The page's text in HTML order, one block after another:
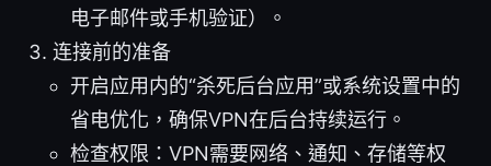
电子邮件或手机验证）。
连接前的准备
开启应用内的“杀死后台应用”或系统设置中的
省电优化，确保VPN在后台持续运行。
检查权限：VPN需要网络、通知、存储等权